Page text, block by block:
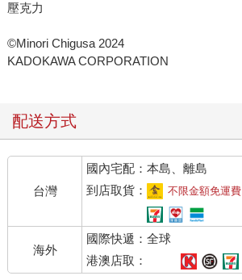
壓克力
©Minori Chigusa 2024
KADOKAWA CORPORATION
配送方式
台灣
國內宅配：本島、離島
到店取貨：
不限金額免運費
海外
國際快遞：全球
港澳店取：